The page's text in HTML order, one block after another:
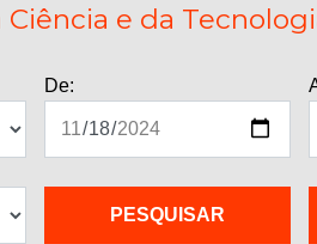
e da
De: